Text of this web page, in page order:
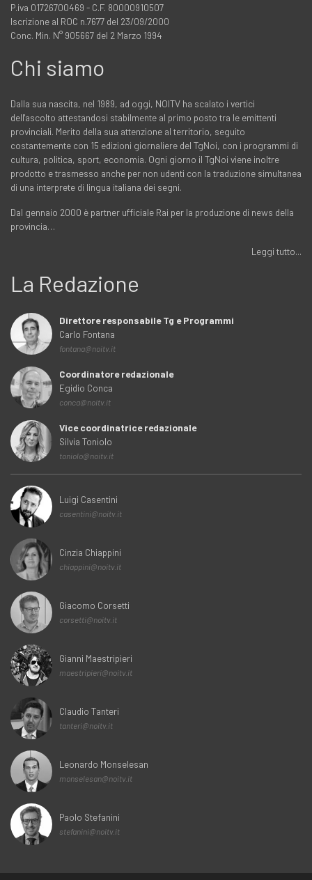
P.iva 01726700469 - C.F. 80000910507
Iscrizione al ROC n.7677 del 23/09/2000
Conc. Min. N° 905667 del 2 Marzo 1994
Chi siamo
Dalla sua nascita, nel 1989, ad oggi, NOITV ha scalato i vertici
dell'ascolto attestandosi stabilmente al primo posto tra le emittenti
provinciali. Merito della sua attenzione al territorio, seguito
costantemente con 15 edizioni giornaliere del TgNoi, con i programmi di
cultura, politica, sport, economia. Ogni giorno il TgNoi viene inoltre
prodotto e trasmesso anche per non udenti con la traduzione simultanea
di una interprete di lingua italiana dei segni.
Dal gennaio 2000 è partner ufficiale Rai per la produzione di news della
provincia…
Leggi tutto...
La Redazione
Direttore responsabile Tg e Programmi
Carlo Fontana
fontana@noitv.it
Coordinatore redazionale
Egidio Conca
conca@noitv.it
Vice coordinatrice redazionale
Silvia Toniolo
toniolo@noitv.it
Luigi Casentini
casentini@noitv.it
Cinzia Chiappini
chiappini@noitv.it
Giacomo Corsetti
corsetti@noitv.it
Gianni Maestripieri
maestripieri@noitv.it
Claudio Tanteri
tanteri@noitv.it
Leonardo Monselesan
monselesan@noitv.it
Paolo Stefanini
stefanini@noitv.it